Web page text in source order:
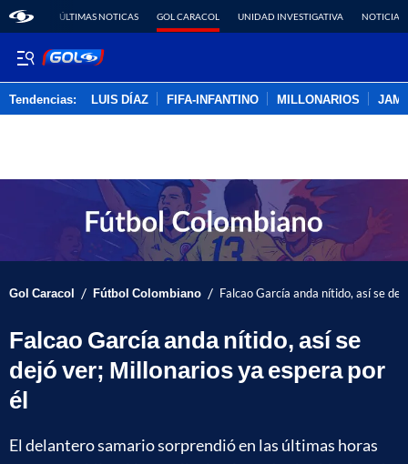
ÚLTIMAS NOTICAS GOL CARACOL UNIDAD INVESTIGATIVA NOTICIAS
Tendencias: LUIS DÍAZ FIFA-INFANTINO MILLONARIOS
Gol Caracol / Fútbol Colombiano / Falcao García anda nítido, así se
Falcao García anda nítido, así se
dejó ver; Millonarios ya espera por
él
El delantero samario sorprendió en las últimas horas